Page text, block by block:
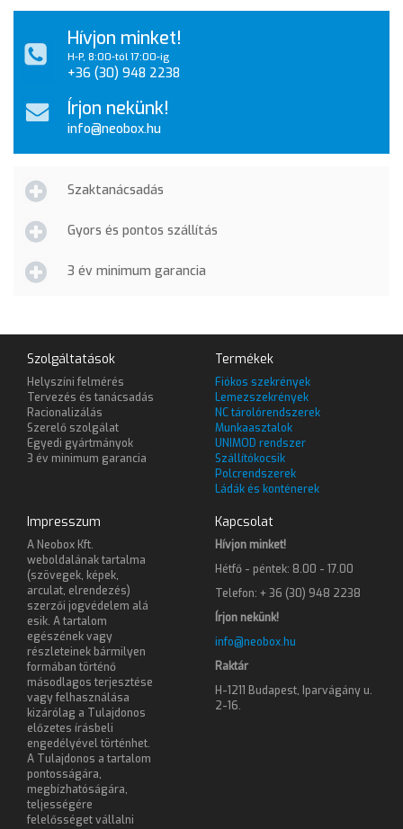
Hívjon minket!
H-P, 8:00-tól 17:00-ig
+36 (30) 948 2238
Írjon nekünk!
info@neobox.hu
Szaktanácsadás
Gyors és pontos szállítás
3 év minimum garancia
Szolgáltatások
Helyszíni felmérés
Tervezés és tanácsadás
Racionalizálás
Szerelő szolgálat
Egyedi gyártmányok
3 év minimum garancia
Termékek
Fiókos szekrények
Lemezszekrények
NC tárolórendszerek
Munkaasztalok
UNIMOD rendszer
Szállítókocsik
Polcrendszerek
Ládák és konténerek
Impresszum
A Neobox Kft.
weboldalának tartalma
(szövegek, képek,
arculat, elrendezés)
szerzői jogvédelem alá
esik. A tartalom
egészének vagy
részleteinek bármilyen
formában történő
másodlagos terjesztése
vagy felhasználása
kizárólag a Tulajdonos
előzetes írásbeli
engedélyével történhet.
A Tulajdonos a tartalom
pontosságára,
megbízhatóságára,
teljességére
felelősséget vállalni
Kapcsolat
Hívjon minket!
Hétfő - péntek: 8.00 - 17.00
Telefon: + 36 (30) 948 2238
Írjon nekünk!
info@neobox.hu
Raktár
H-1211 Budapest, Iparvágány u.
2-16.